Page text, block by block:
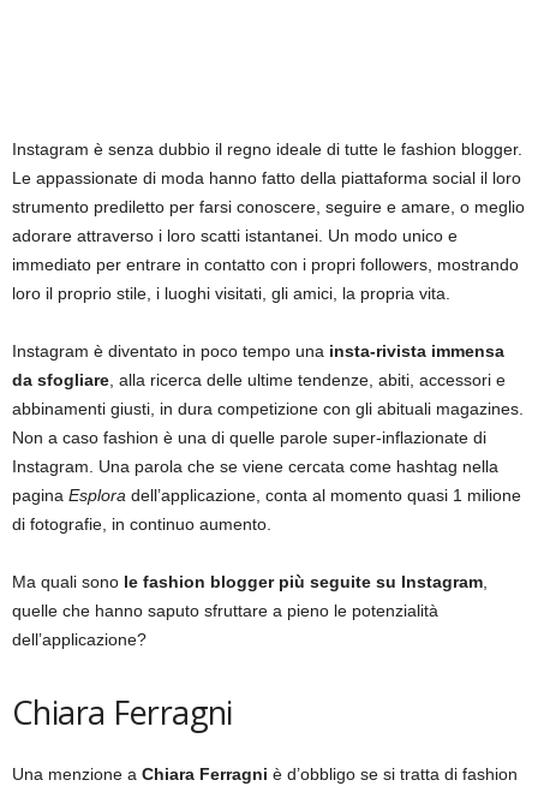
Instagram è senza dubbio il regno ideale di tutte le fashion blogger.
Le appassionate di moda hanno fatto della piattaforma social il loro
strumento prediletto per farsi conoscere, seguire e amare, o meglio
adorare attraverso i loro scatti istantanei. Un modo unico e
immediato per entrare in contatto con i propri followers, mostrando
loro il proprio stile, i luoghi visitati, gli amici, la propria vita.
Instagram è diventato in poco tempo una insta-rivista immensa
da sfogliare , alla ricerca delle ultime tendenze, abiti, accessori e
abbinamenti giusti, in dura competizione con gli abituali magazines.
Non a caso fashion è una di quelle parole super-inflazionate di
Instagram. Una parola che se viene cercata come hashtag nella
pagina Esplora dell’applicazione, conta al momento quasi 1 milione
di fotografie, in continuo aumento.
Ma quali sono le fashion blogger più seguite su Instagram
quelle che hanno saputo sfruttare a pieno le potenzialità
dell’applicazione?
Chiara Ferragni
Una menzione a Chiara Ferragni è d’obbligo se si tratta di fashion